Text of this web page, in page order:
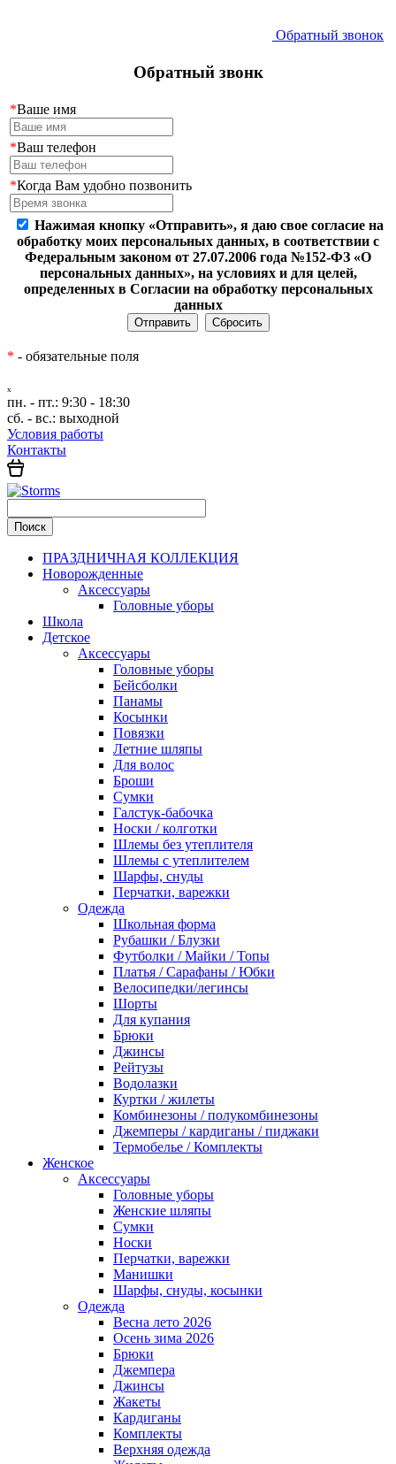
Обратный звонок
Обратный звонк
*Ваше имя
*Ваш телефон
*Когда Вам удобно позвонить
Нажимая кнопку «Отправить», я даю свое согласие на
обработку моих персональных данных, в соответствии с
Федеральным законом от 27.07.2006 года №152-ФЗ «О
персональных данных», на условиях и для целей,
определенных в Согласии на обработку персональных
данных
* - обязательные поля
ₓ
пн. - пт.: 9:30 - 18:30
сб. - вс.: выходной
Условия работы
Контакты
ПРАЗДНИЧНАЯ КОЛЛЕКЦИЯ
Новорожденные
Аксессуары
Головные уборы
Школа
Детское
Аксессуары
Головные уборы
Бейсболки
Панамы
Косынки
Повязки
Летние шляпы
Для волос
Броши
Сумки
Галстук-бабочка
Носки / колготки
Шлемы без утеплителя
Шлемы с утеплителем
Шарфы, снуды
Перчатки, варежки
Одежда
Школьная форма
Рубашки / Блузки
Футболки / Майки / Топы
Платья / Сарафаны / Юбки
Велосипедки/легинсы
Шорты
Для купания
Брюки
Джинсы
Рейтузы
Водолазки
Куртки / жилеты
Комбинезоны / полукомбинезоны
Джемперы / кардиганы / пиджаки
Термобелье / Комплекты
Женское
Аксессуары
Головные уборы
Женские шляпы
Сумки
Носки
Перчатки, варежки
Манишки
Шарфы, снуды, косынки
Одежда
Весна лето 2026
Осень зима 2026
Брюки
Джемпера
Джинсы
Жакеты
Кардиганы
Комплекты
Верхняя одежда